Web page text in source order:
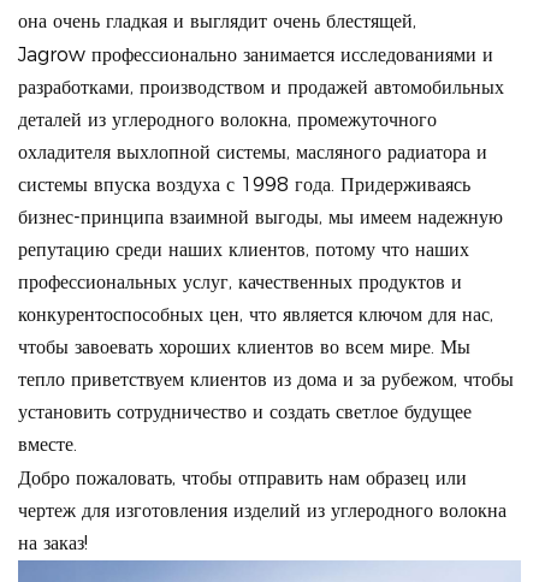
она очень гладкая и выглядит очень блестящей,
Jagrow профессионально занимается исследованиями и
разработками, производством и продажей автомобильных
деталей из углеродного волокна, промежуточного
охладителя выхлопной системы, масляного радиатора и
системы впуска воздуха с 1998 года. Придерживаясь
бизнес-принципа взаимной выгоды, мы имеем надежную
репутацию среди наших клиентов, потому что наших
профессиональных услуг, качественных продуктов и
конкурентоспособных цен, что является ключом для нас,
чтобы завоевать хороших клиентов во всем мире. Мы
тепло приветствуем клиентов из дома и за рубежом, чтобы
установить сотрудничество и создать светлое будущее
вместе.
Добро пожаловать, чтобы отправить нам образец или
чертеж для изготовления изделий из углеродного волокна
на заказ!